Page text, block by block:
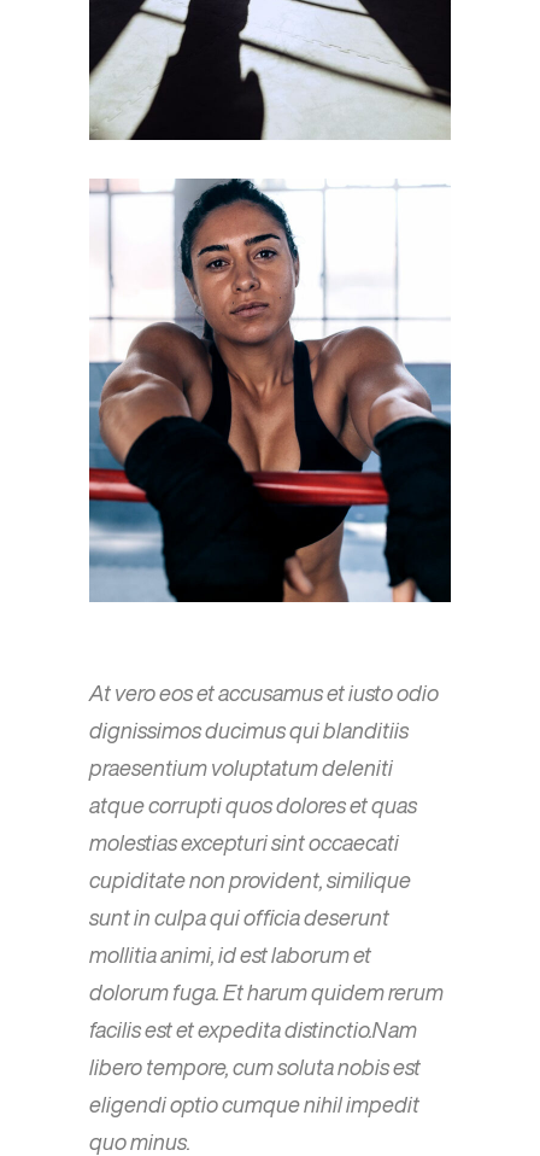
At vero eos et accusamus et iusto odio
dignissimos ducimus qui blanditiis
praesentium voluptatum deleniti
atque corrupti quos dolores et quas
molestias excepturi sint occaecati
cupiditate non provident, similique
sunt in culpa qui officia deserunt
mollitia animi, id est laborum et
dolorum fuga. Et harum quidem rerum
facilis est et expedita distinctio.Nam
libero tempore, cum soluta nobis est
eligendi optio cumque nihil impedit
quo minus.